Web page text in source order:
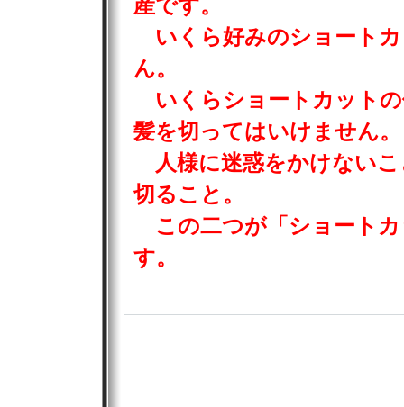
産です。
いくら好みのショート
ん。
いくらショートカット
髪を切ってはいけません。
人様に迷惑をかけないこ
切ること。
この二つが「ショートカ
す。